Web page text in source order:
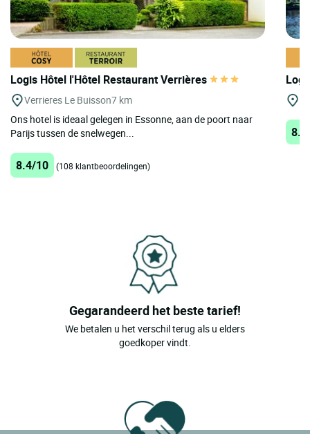
Logis Hôtel l'Hôtel Restaurant Verrières
Verrieres Le Buisson7 km
Ons hotel is ideaal gelegen in Essonne, aan de poort naar
Parijs tussen de snelwegen...
8.4/10 (108 klantbeoordelingen)
Gegarandeerd het beste tarief!
We betalen u het verschil terug als u elders
goedkoper vindt.